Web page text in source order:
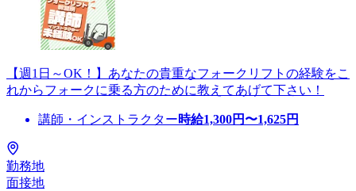
【週1日～OK！】あなたの貴重なフォークリフトの経験をこ
れからフォークに乗る方のために教えてあげて下さい！
講師・インストラクター時給1,300円〜1,625円
勤務地
面接地